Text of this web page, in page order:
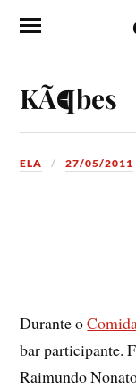
KÃ¶bes
ELA 27/05/2011
Durante o
bar participante.
Raimundo